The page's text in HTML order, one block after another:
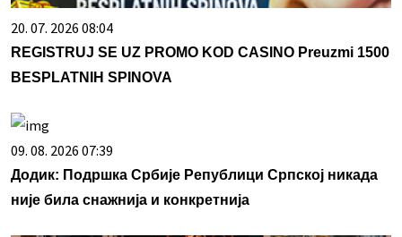
20. 07. 2026 08:04
REGISTRUJ SE UZ PROMO KOD CASINO Preuzmi 1500
BESPLATNIH SPINOVA
09. 08. 2026 07:39
Додик: Подршка Србије Републици Српској никада
није била снажнија и конкретнија